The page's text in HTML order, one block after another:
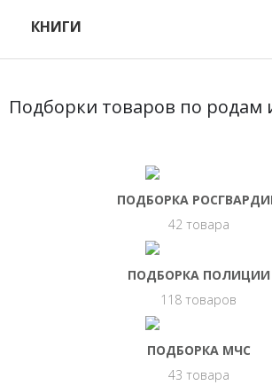
КНИГИ
Подборки товаров по родам
ПОДБОРКА
42 товара
ПОДБОРКА ПОЛИЦИИ
118 товаров
ПОДБОРКА МЧС
43 товара